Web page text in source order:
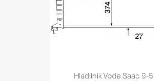
Hladilnik Vode Saab 9-5